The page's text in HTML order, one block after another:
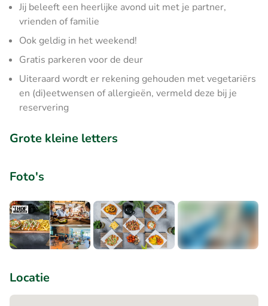
Jij beleeft een heerlijke avond uit met je partner,
vrienden of familie
Ook geldig in het weekend!
Gratis parkeren voor de deur
Uiteraard wordt er rekening gehouden met vegetariërs
en (di)eetwensen of allergieën, vermeld deze bij je
reservering
Grote kleine letters
Foto's
Locatie